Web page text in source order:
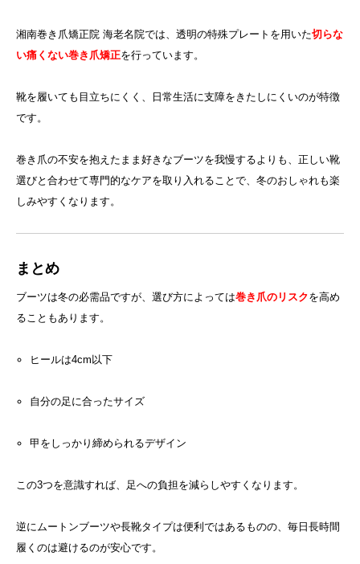
湘南巻き爪矯正院 海老名院では、透明の特殊プレートを用いた切らな
い痛くない巻き爪矯正を行っています。
靴を履いても目立ちにくく、日常生活に支障をきたしにくいのが特徴
です。
巻き爪の不安を抱えたまま好きなブーツを我慢するよりも、正しい靴
選びと合わせて専門的なケアを取り入れることで、冬のおしゃれも楽
しみやすくなります。
まとめ
ブーツは冬の必需品ですが、選び方によっては巻き爪のリスクを高め
ることもあります。
ヒールは4cm以下
自分の足に合ったサイズ
甲をしっかり締められるデザイン
この3つを意識すれば、足への負担を減らしやすくなります。
逆にムートンブーツや長靴タイプは便利ではあるものの、毎日長時間
履くのは避けるのが安心です。